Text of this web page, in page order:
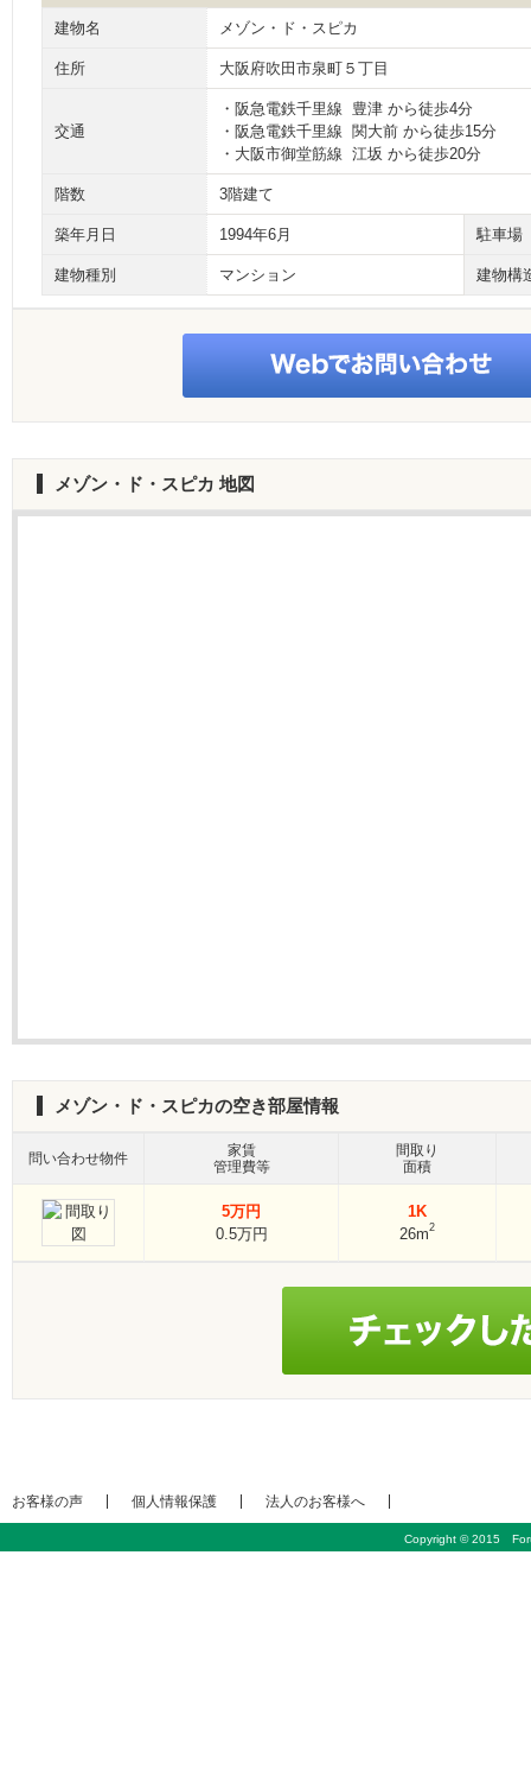
建物名 メゾン・ド・スピカ
住所 大阪府吹田市泉町５丁目
交通
・阪急電鉄千里線 豊津 から徒歩4分
・阪急電鉄千里線 関大前 から徒歩15分
・大阪市御堂筋線 江坂 から徒歩20分
階数 3階建て
築年月日 1994年6月 駐車場
建物種別 マンション 建物構
メゾン・ド・スピカ 地図
メゾン・ド・スピカの空き部屋情報
問い合わせ物件
家賃
管理費等
間取り
面積
5万円
0.5万円
1K
26m2
お客様の声 個人情報保護 法人のお客様へ
Copyright © 2015